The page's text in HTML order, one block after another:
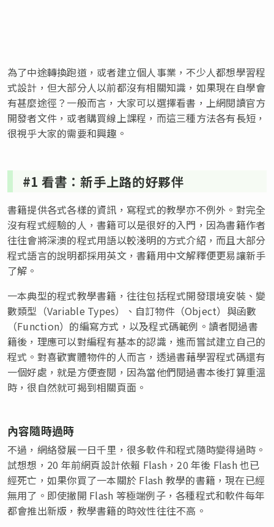
為了中途轉換跑道，或者建立個人事業，不少人都想學習程
式設計，但大部分人以前都沒有相關知識，如果現在自學會
有甚麼途徑？一般而言，大家可以選擇看書，上網閱讀官方
開發者文件，或者購買線上課程，而這三種方法各有長短，
很視乎大家的需要和興趣。
#1 看書：新手上路的好夥伴
書籍提供各式各樣的資訊，寫程式的教學亦不例外。對完全
沒有程式經驗的人，書籍可以是很好的入門，因為書籍作者
往往會將深澳的程式用語以較淺明的方式介紹，而且大部分
程式語言的說明都採用英文，書籍用中文解釋便更易讓新手
了解。
一本典型的程式教學書籍，往往包括程式開發環境安裝、變
數類型（Variable Types）、自訂物件（Object）與函數
（Function）的編寫方式，以及程式碼範例。讀者閱過書
籍後，理應可以對編程有基本的認識，進而嘗試建立自己的
程式。對喜歡實體物件的人而言，透過書藉學習程式碼還有
一個好處，就是方便查閱，因為當他們閱過書本後打算重溫
時，很自然就可揭到相關頁面。
內容隨時過時
不過，網絡發展一日千里，很多軟件和程式隨時變得過時。
試想想，20 年前網頁設計依賴 Flash，20 年後 Flash 也已
經死亡，如果你買了一本關於 Flash 教學的書籍，現在已經
無用了。即使撇開 Flash 等極端例子，各種程式和軟件每年
都會推出新版，教學書籍的時效性往往不高。